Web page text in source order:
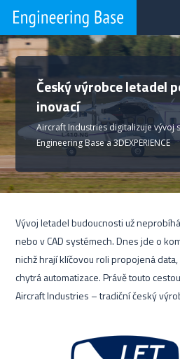
Český výrobce letadel
inovací
Aircraft Industries digitalizuje vývoj
Engineering Base a 3DEXPERIENCE
Vývoj letadel budoucnosti už
nebo v CAD systémech. Dnes jde o
nichž hrají klíčovou roli propojená
chytrá automatizace. Právě touto
Aircraft Industries – tradiční český